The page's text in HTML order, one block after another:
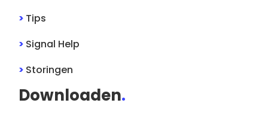
> Tips
> Signal Help
> Storingen
Downloaden.